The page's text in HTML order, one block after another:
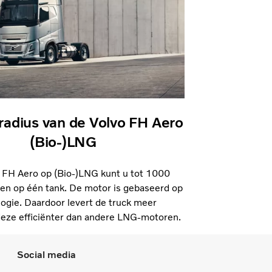
van de Volvo FH Aero
(Bio-)LNG
Aero op (Bio-)LNG kunt u tot 1000
op één tank. De motor is gebaseerd op
Daardoor levert de truck meer
efficiënter dan andere LNG-motoren.
Social media